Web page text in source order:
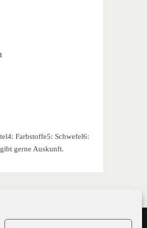
Farbstoffe5: Schwefel6:
gerne Auskunft.